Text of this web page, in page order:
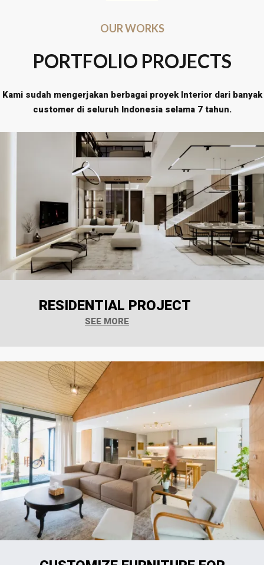
OUR WORKS
PORTFOLIO PROJECTS
Kami sudah mengerjakan berbagai proyek Interior dari banyak
customer di seluruh Indonesia selama 7 tahun.
RESIDENTIAL PROJECT
SEE MORE